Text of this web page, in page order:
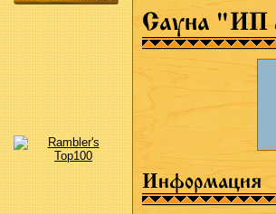
Сауна "ИП
Информация